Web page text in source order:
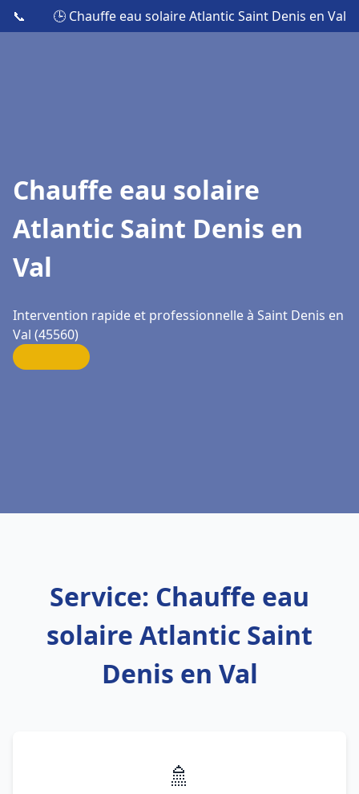
📞 🕒 Chauffe eau solaire Atlantic Saint Denis en Val
Chauffe eau solaire
Atlantic Saint Denis en
Val
Intervention rapide et professionnelle à Saint Denis en
Val (45560)
Service: Chauffe eau
solaire Atlantic Saint
Denis en Val
🚿